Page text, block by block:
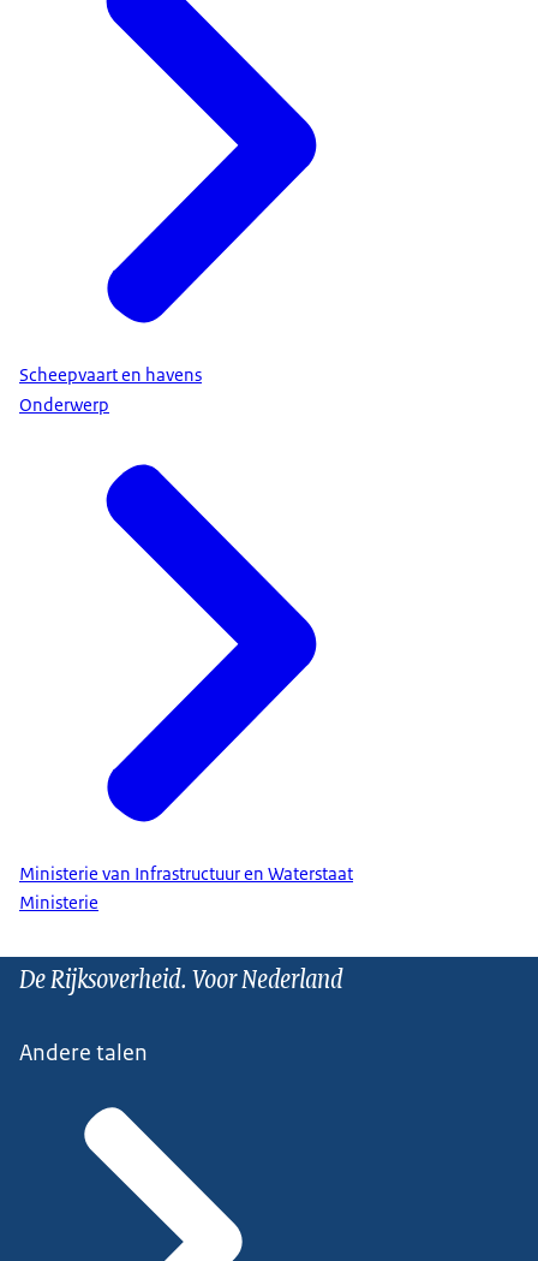
Scheepvaart en havens
Onderwerp
Ministerie van Infrastructuur en Waterstaat
Ministerie
De Rijksoverheid. Voor Nederland
Andere talen